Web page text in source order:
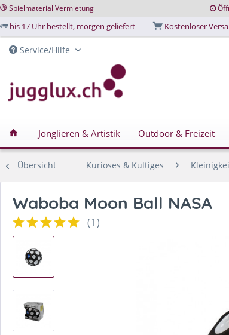
Spielmaterial Vermietung
bis 17 Uhr bestellt, morgen geliefert Kostenloser
Service/Hilfe
Jonglieren & Artistik Outdoor & Freizeit
Übersicht Kurioses & Kultiges
Waboba Moon Ball NASA
(1)